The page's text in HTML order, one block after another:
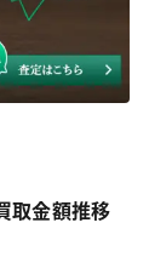
取金額推移